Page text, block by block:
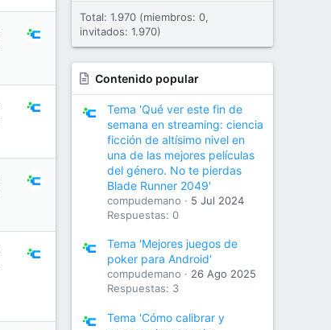
Total: 1.970 (miembros: 0,
invitados: 1.970)
Contenido popular
Tema 'Qué ver este fin de
semana en streaming: ciencia
ficción de altísimo nivel en
una de las mejores películas
del género. No te pierdas
Blade Runner 2049'
compudemano
5 Jul 2024
Respuestas: 0
Tema 'Mejores juegos de
poker para Android'
compudemano
26 Ago 2025
Respuestas: 3
Tema 'Cómo calibrar y